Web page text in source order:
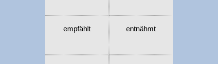
empfählt entnähmt